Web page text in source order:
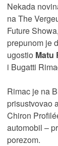
Nekada
na The
Future
prepunom je
ugostio Matu
i Bugatti
Rimac je na
prisustvovao
Chiron
automobil –
porezom.